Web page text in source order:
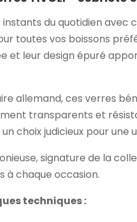
instants du quotidien
toutes vos boissons
et leur design épuré
allemand, ces verres
transparents et
choix judicieux pour une
signature de la
à chaque occasion.
techniques :